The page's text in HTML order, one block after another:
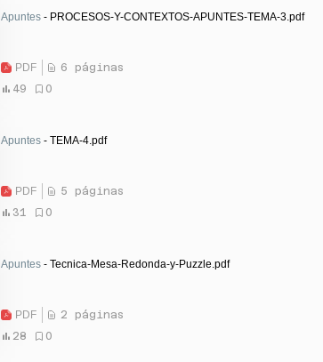
Apuntes - PROCESOS-Y-CONTEXTOS-APUNTES-TEMA-3.pdf
PDF
6 páginas
49
0
Apuntes - TEMA-4.pdf
PDF
5 páginas
31
0
Apuntes - Tecnica-Mesa-Redonda-y-Puzzle.pdf
PDF
2 páginas
28
0